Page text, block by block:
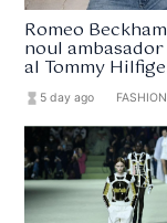
Romeo
noul
al Tommy
hourglass_full 5 day ago FASHION